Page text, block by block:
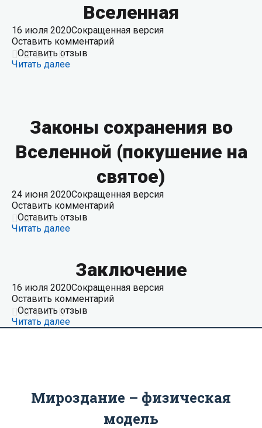
Вселенная
16 июля 2020Сокращенная версия
Оставить комментарий
Оставить отзыв
Читать далее
Законы сохранения во
Вселенной (покушение на
святое)
24 июня 2020Сокращенная версия
Оставить комментарий
Оставить отзыв
Читать далее
Заключение
16 июля 2020Сокращенная версия
Оставить комментарий
Оставить отзыв
Читать далее
Мироздание – физическая
модель